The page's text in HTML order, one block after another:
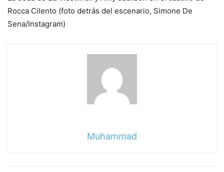
Rocca Cilento (foto detrás del escenario, Simone De
Sena/Instagram)
Muhammad